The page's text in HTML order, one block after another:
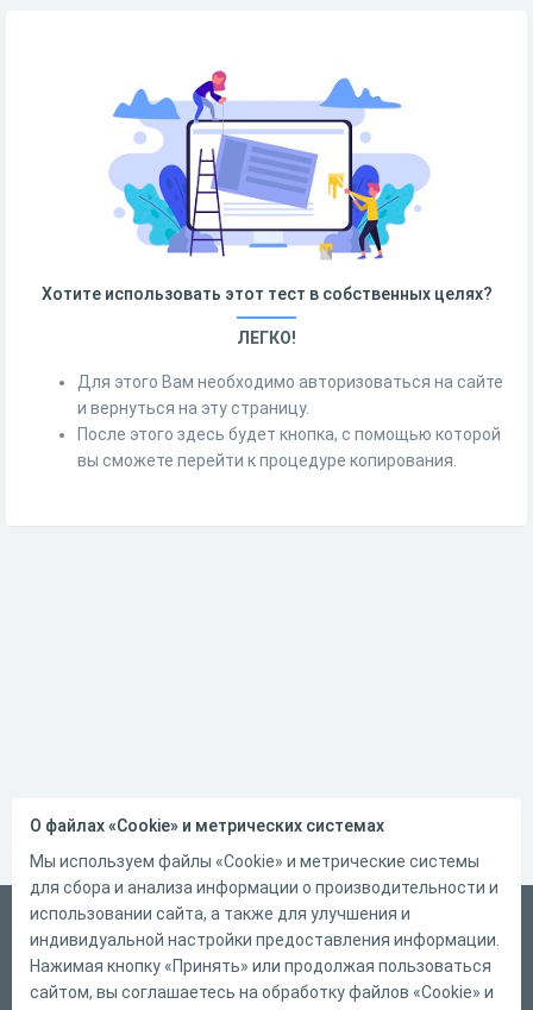
Хотите использовать этот тест в собственных целях?
ЛЕГКО!
Для этого Вам необходимо авторизоваться на сайте
и вернуться на эту страницу.
После этого здесь будет кнопка, с помощью которой
вы сможете перейти к процедуре копирования.
Русский
Справка
Форма обратной связи
О файлах «Cookie» и метрических системах
Мы используем файлы «Cookie» и метрические системы
для сбора и анализа информации о производительности и
использовании сайта, а также для улучшения и
индивидуальной настройки предоставления информации.
Нажимая кнопку «Принять» или продолжая пользоваться
сайтом, вы соглашаетесь на обработку файлов «Cookie» и